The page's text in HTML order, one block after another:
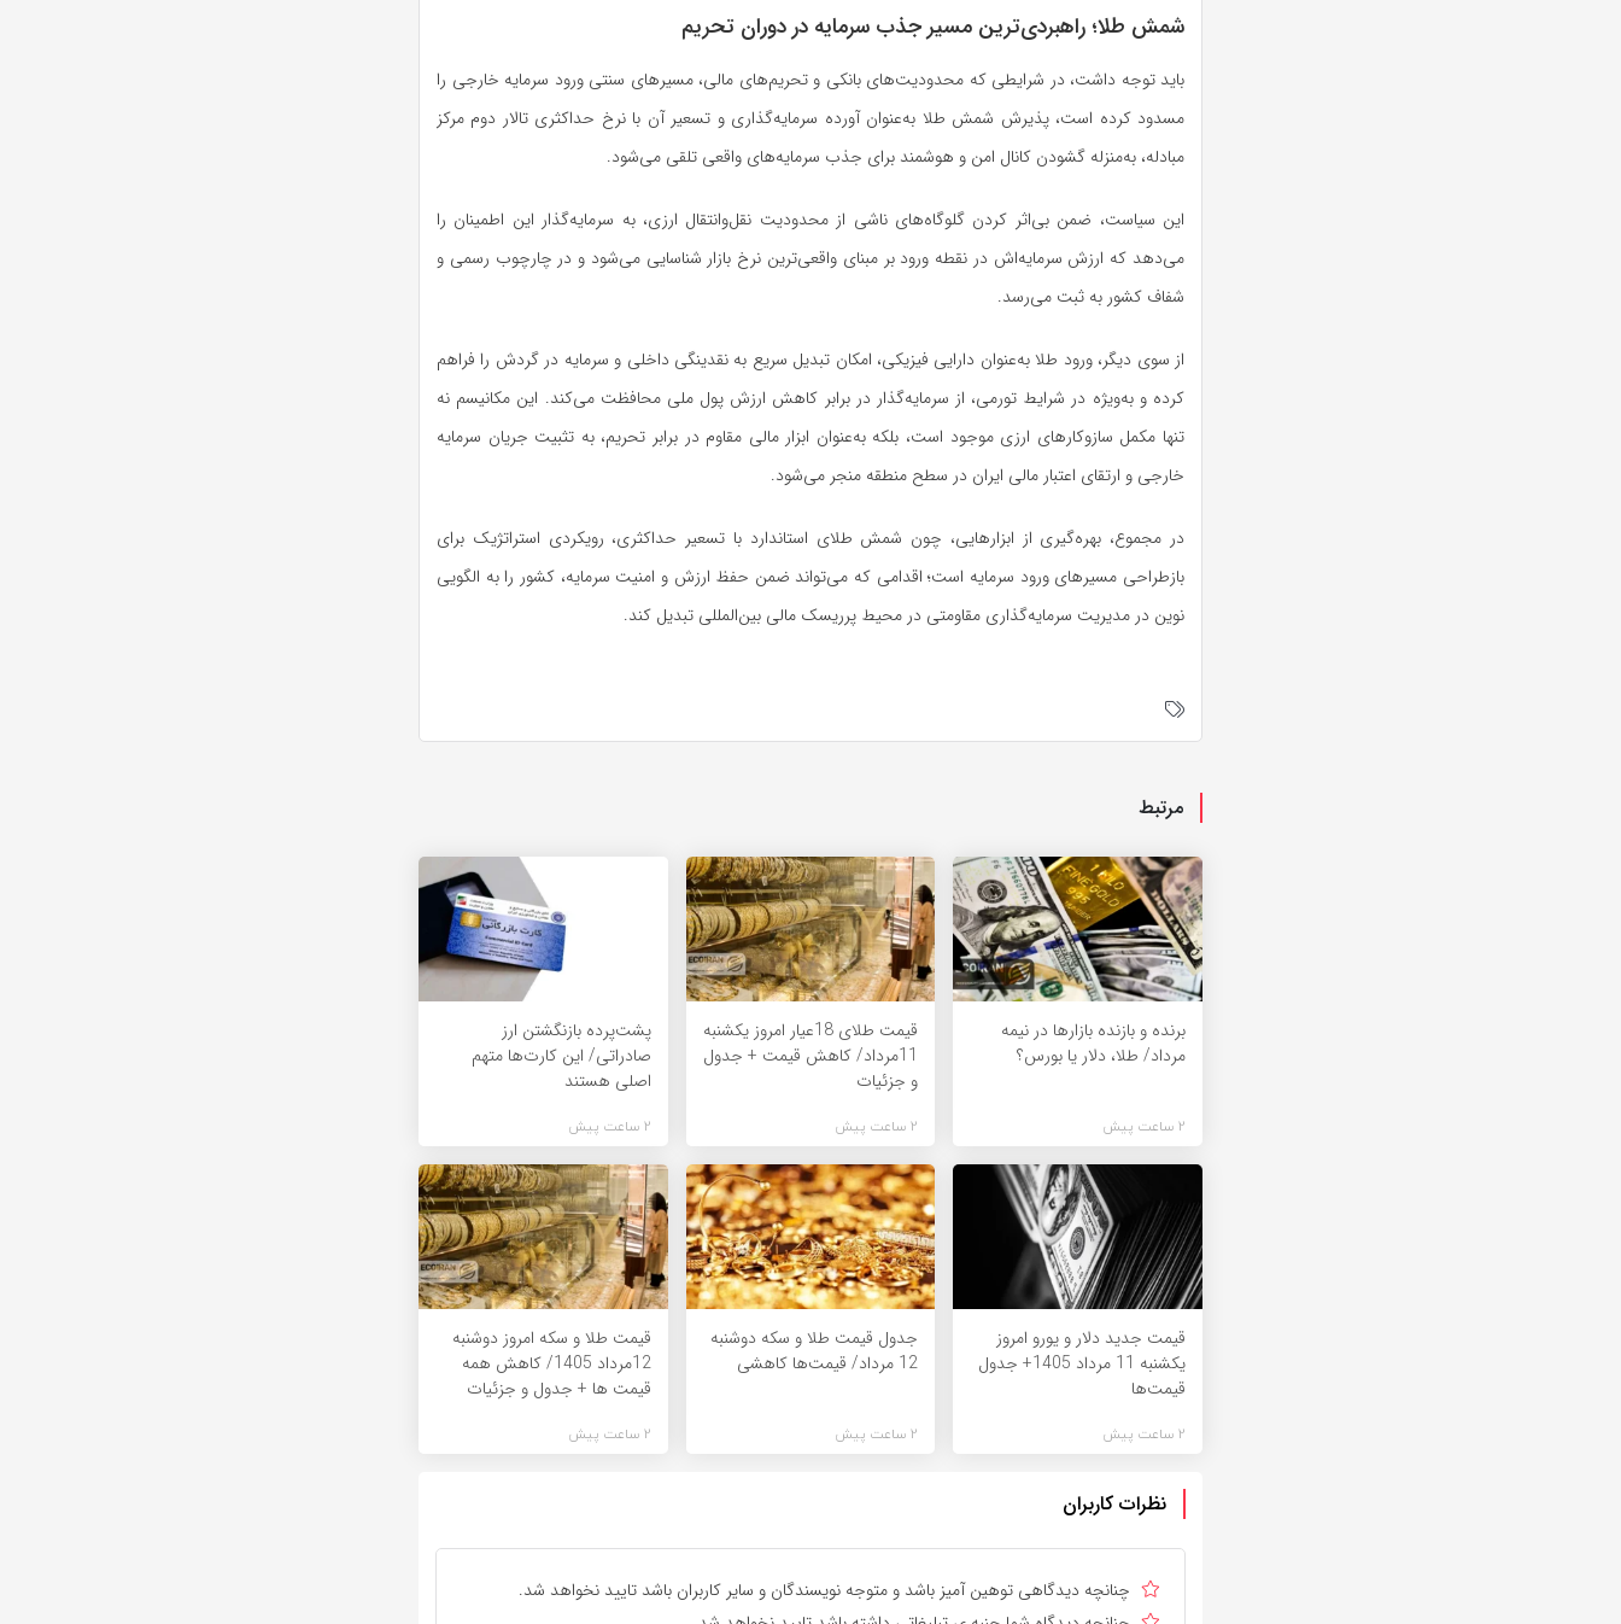
شمش طلا؛ راهبردی‌ترین مسیر جذب سرمایه در دوران تحریم
باید توجه داشت، در شرایطی که محدودیت‌های بانکی و تحریم‌های مالی، مسیر‌های سنتی ورود سرمایه خارجی را
مسدود کرده است، پذیرش شمش طلا به‌عنوان آورده سرمایه‌گذاری و تسعیر آن با نرخ حداکثری تالار دوم مرکز
مبادله، به‌منزله گشودن کانال امن و هوشمند برای جذب سرمایه‌های واقعی تلقی می‌شود.
این سیاست، ضمن بی‌اثر کردن گلوگاه‌های ناشی از محدودیت نقل‌وانتقال ارزی، به سرمایه‌گذار این اطمینان را
می‌دهد که ارزش سرمایه‌اش در نقطه ورود بر مبنای واقعی‌ترین نرخ بازار شناسایی می‌شود و در چارچوب رسمی و
شفاف کشور به ثبت می‌رسد.
از سوی دیگر، ورود طلا به‌عنوان دارایی فیزیکی، امکان تبدیل سریع به نقدینگی داخلی و سرمایه در گردش را فراهم
کرده و به‌ویژه در شرایط تورمی، از سرمایه‌گذار در برابر کاهش ارزش پول ملی محافظت می‌کند. این مکانیسم نه
تنها مکمل سازوکار‌های ارزی موجود است، بلکه به‌عنوان ابزار مالی مقاوم در برابر تحریم، به تثبیت جریان سرمایه
خارجی و ارتقای اعتبار مالی ایران در سطح منطقه منجر می‌شود.
در مجموع، بهره‌گیری از ابزارهایی، چون شمش طلای استاندارد با تسعیر حداکثری، رویکردی استراتژیک برای
بازطراحی مسیر‌های ورود سرمایه است؛ اقدامی که می‌تواند ضمن حفظ ارزش و امنیت سرمایه، کشور را به الگویی
نوین در مدیریت سرمایه‌گذاری مقاومتی در محیط پرریسک مالی بین‌المللی تبدیل کند.
مرتبط
برنده‌ و بازنده بازارها در نیمه
مرداد/ طلا، دلار یا بورس؟
2 ساعت پیش
قیمت طلای 18عیار امروز یکشنبه
11مرداد/ کاهش قیمت + جدول
و جزئیات
2 ساعت پیش
پشت‌پرده بازنگشتن ارز
صادراتی/ این کارت‌ها متهم
اصلی هستند
2 ساعت پیش
قیمت جدید دلار و یورو امروز
یکشنبه 11 مرداد 1405+ جدول
قیمت‌ها
2 ساعت پیش
جدول قیمت طلا و سکه دوشنبه
12 مرداد/ قیمت‌ها کاهشی
2 ساعت پیش
قیمت طلا و سکه امروز دوشنبه
12مرداد 1405/ کاهش همه
قیمت ها + جدول و جزئیات
2 ساعت پیش
نظرات کاربران
چنانچه دیدگاهی توهین آمیز باشد و متوجه نویسندگان و سایر کاربران باشد تایید نخواهد شد.